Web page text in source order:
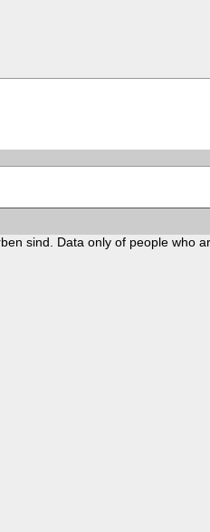
sind. Data only of people who